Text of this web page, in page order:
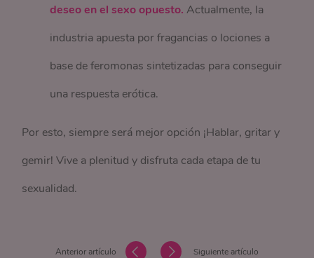
deseo en el sexo opuesto. Actualmente, la
industria apuesta por fragancias o lociones a
base de feromonas sintetizadas para conseguir
una respuesta erótica.
Por esto, siempre será mejor opción ¡Hablar, gritar y
gemir! Vive a plenitud y disfruta cada etapa de tu
sexualidad.
Anterior artículo Siguiente artículo